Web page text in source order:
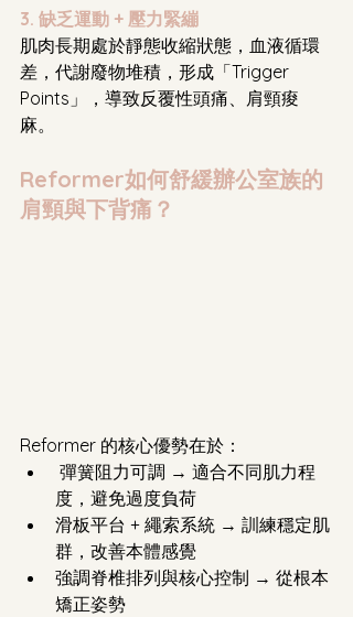
3. 缺乏運動 + 壓力緊繃
肌肉長期處於靜態收縮狀態，血液循環
差，代謝廢物堆積，形成「Trigger
Points」，導致反覆性頭痛、肩頸痠
麻。
Reformer如何舒緩辦公室族的
肩頸與下背痛？
Reformer 的核心優勢在於：
度，避免過度負荷
滑板平台 + 繩索系統 → 訓練穩定肌
群，改善本體感覺
強調脊椎排列與核心控制 → 從根本
矯正姿勢